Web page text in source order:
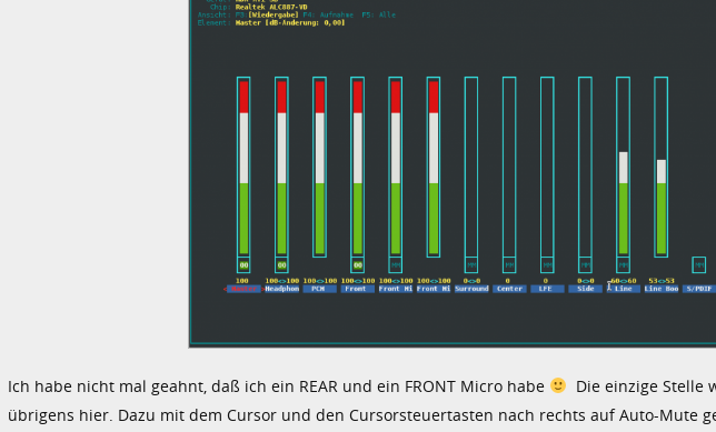
Ich habe nicht mal geahnt, daß ich ein REAR und ein FRONT Micro habe
Die einzige Stelle
übrigens hier. Dazu mit dem Cursor und den Cursorsteuertasten nach rechts auf Auto-Mute